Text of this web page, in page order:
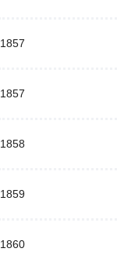
1857
1857
1858
1859
1860